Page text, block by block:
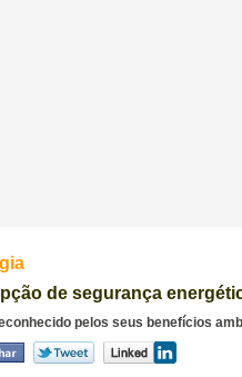
de segurança
pelos seus benefícios